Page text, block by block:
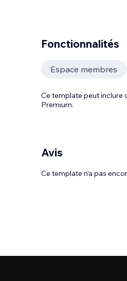
Fonctionnalités
Espace membres
Ce template peut inclure
Premium.
Avis
Ce template n’a pas